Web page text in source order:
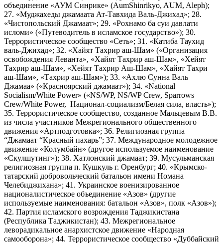
объединение «АУМ Синрике» (AumShinrikyo, AUM, Aleph);
27. «Муджахеды джамаата Ат-Тавхида Валь-Джихад»; 28.
«Чистопольский Джамаат»; 29. «Рохнамо ба суи давлати
исломи» («Путеводитель в исламское государство»); 30.
Террористическое сообщество «Сеть»; 31. «Катиба Таухид
валь-Джихад»; 32. «Хайят Тахрир аш-Шам» («Организация
освобождения Леванта», «Хайят Тахрир аш-Шам», «Хейят
Тахрир аш-Шам», «Хейят Тахрир Аш-Шам», «Хайят Тахри
аш-Шам», «Тахрир аш-Шам»); 33. «Ахлю Сунна Валь
Джамаа» («Красноярский джамаат»); 34. «National
Socialism/White Power» («NS/WP, NS/WP Crew, Sparrows
Crew/White Power, Национал-социализм/Белая сила, власть»);
35. Террористическое сообщество, созданное Мальцевым В.В.
из числа участников Межрегионального общественного
движения «Артподготовка»; 36. Религиозная группа
“Джамаат “Красный пахарь”; 37. Международное молодежное
движение «Колумбайн» (другое используемое наименование
«Скулшутинг»); 38. Хатлонский джамаат; 39. Мусульманская
религиозная группа п. Кушкуль г. Оренбург; 40. «Крымско-
татарский добровольческий батальон имени Номана
Челебиджихана»; 41. Украинское военизированное
националистическое объединение «Азов» (другие
используемые наименования: батальон «Азов», полк «Азов»);
42. Партия исламского возрождения Таджикистана
(Республика Таджикистан); 43. Межрегиональное
леворадикальное анархистское движение «Народная
самооборона»; 44. Террористическое сообщество «Дуббайский